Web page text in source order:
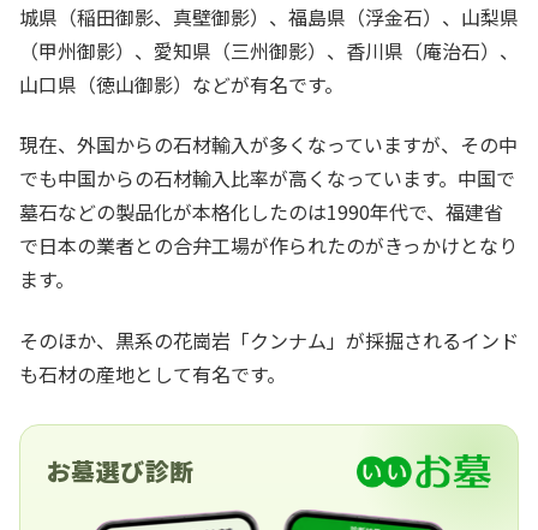
城県（稲田御影、真壁御影）、福島県（浮金石）、山梨県
（甲州御影）、愛知県（三州御影）、香川県（庵治石）、
山口県（徳山御影）などが有名です。
現在、外国からの石材輸入が多くなっていますが、その中
でも中国からの石材輸入比率が高くなっています。中国で
墓石などの製品化が本格化したのは1990年代で、福建省
で日本の業者との合弁工場が作られたのがきっかけとなり
ます。
そのほか、黒系の花崗岩「クンナム」が採掘されるインド
も石材の産地として有名です。
お墓選び診断